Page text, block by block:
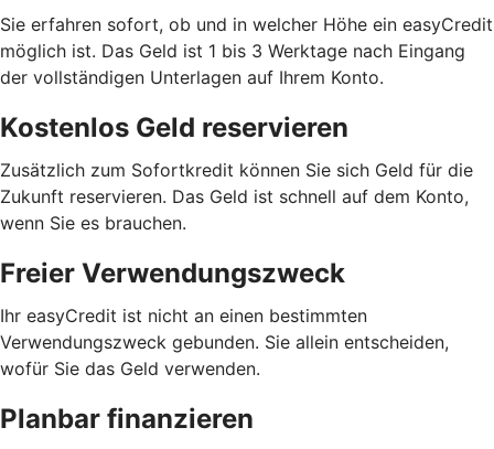
Sie erfahren sofort, ob und in welcher Höhe ein easyCredit
möglich ist. Das Geld ist 1 bis 3 Werktage nach Eingang
der vollständigen Unterlagen auf Ihrem Konto.
Kostenlos Geld reservieren
Zusätzlich zum Sofortkredit können Sie sich Geld für die
Zukunft reservieren. Das Geld ist schnell auf dem Konto,
wenn Sie es brauchen.
Freier Verwendungszweck
Ihr easyCredit ist nicht an einen bestimmten
Verwendungszweck gebunden. Sie allein entscheiden,
wofür Sie das Geld verwenden.
Planbar finanzieren